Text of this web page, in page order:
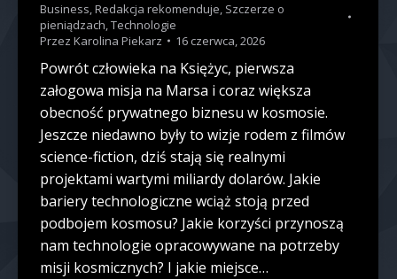
Business,Redakcja rekomenduje, Szczerze o
pieniądzach,Technologie
Przez Karolina Piekarz 16 czerwca, 2026
Powrót człowieka na Księżyc, pierwsza
załogowa misja na Marsa i coraz większa
obecność prywatnego biznesu w kosmosie.
Jeszcze niedawno były to wizje rodem z filmów
science-fiction, dziś stają się realnymi
projektami wartymi miliardy dolarów. Jakie
bariery technologiczne wciąż stoją przed
podbojem kosmosu? Jakie korzyści przynoszą
nam technologie opracowywane na potrzeby
misji kosmicznych? I jakie miejsce…